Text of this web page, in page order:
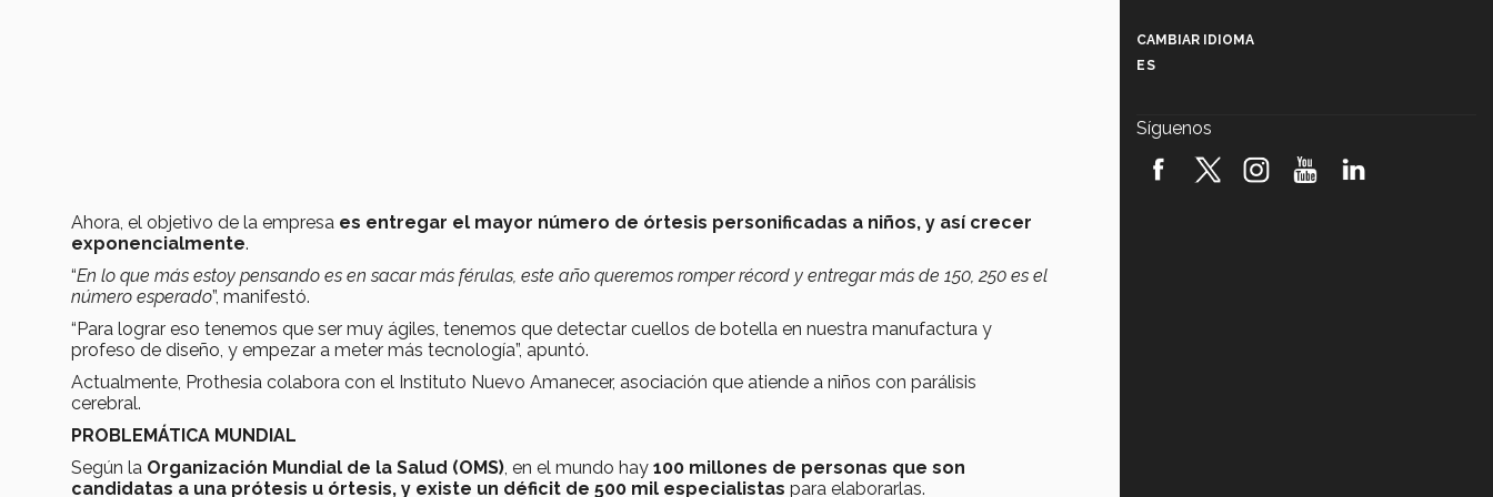
Ahora, el objetivo de la empresa es entregar el mayor número de órtesis personificadas a niños, y así crecer
exponencialmente.
“En lo que más estoy pensando es en sacar más férulas, este año queremos romper récord y entregar más de 150, 250 es el
número esperado”, manifestó.
“Para lograr eso tenemos que ser muy ágiles, tenemos que detectar cuellos de botella en nuestra manufactura y
profeso de diseño, y empezar a meter más tecnología”, apuntó.
Actualmente, Prothesia colabora con el Instituto Nuevo Amanecer, asociación que atiende a niños con parálisis
cerebral.
PROBLEMÁTICA MUNDIAL
Según la Organización Mundial de la Salud (OMS), en el mundo hay 100 millones de personas que son
candidatas a una prótesis u órtesis, y existe un déficit de 500 mil especialistas para elaborarlas.
robótica FIRST 2026! (video)
CAMBIAR IDIOMA
ES
Síguenos